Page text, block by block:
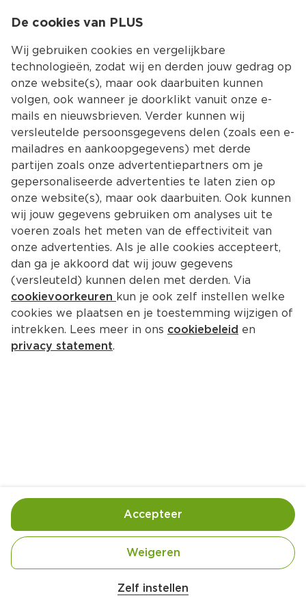
Kies jouw
Terug Producten
GIJS Boerenkaas jong stuk
Per 600 gram  (per kilo €16.99)
Over onze prijs- en productinformatie
De cookies van PLUS
Wij gebruiken cookies en vergelijkbare
technologieën, zodat wij en derden jouw gedrag op
onze website(s), maar ook daarbuiten kunnen
volgen, ook wanneer je doorklikt vanuit onze e-
mails en nieuwsbrieven. Verder kunnen wij
versleutelde persoonsgegevens delen (zoals een e-
mailadres en aankoopgegevens) met derde
partijen zoals onze advertentiepartners om je
gepersonaliseerde advertenties te laten zien op
onze website(s), maar ook daarbuiten. Ook kunnen
wij jouw gegevens gebruiken om analyses uit te
voeren zoals het meten van de effectiviteit van
onze advertenties. Als je alle cookies accepteert,
dan ga je akkoord dat wij jouw gegevens
(versleuteld) kunnen delen met derden. Via
cookievoorkeuren kun je ook zelf instellen welke
cookies we plaatsen en je toestemming wijzigen of
intrekken. Lees meer in ons cookiebeleid en
privacy statement.
Zelf instellen
Weigeren
Accepteer